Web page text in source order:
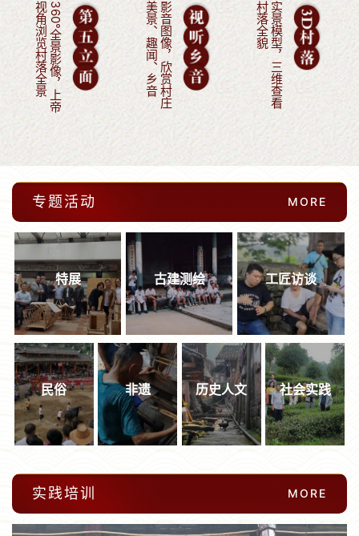
3
6
0
°
全
景
影
像
，
上
帝
视
角
浏
览
村
落
全
景 影
音
图
像
，
欣
赏
村
庄
美
景
、
趣
闻
、
乡
音 实
景
模
型
，
三
维
查
看
村
落
全
貌
MORE
专题活动
特展 古建测绘 工匠访谈
民俗 非遗 历史人文 社会实践
MORE
实践培训